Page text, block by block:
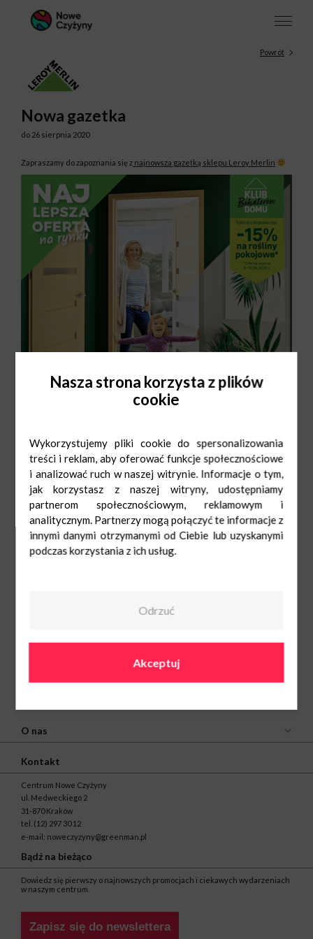
Powrót
Nowa gazetka
do 26 sierpnia 2020
Zapraszamy do zapoznania się z najnowsza gazetką sklepu Leroy Merlin
O nas
Kontakt
Centrum Nowe Czyżyny
ul. Medweckiego 2
31-870 Kraków
tel. (12) 297 30 12
e-mail: noweczyzyny@greenman.pl
Bądź na bieżąco
Dowiedz się pierwszy o najnowszych promocjach i ciekawych wydarzeniach
w naszym centrum.
Zapisz się do newslettera
Nasza strona korzysta z plików
cookie
Wykorzystujemy pliki cookie do spersonalizowania
treści i reklam, aby oferować funkcje społecznościowe
i analizować ruch w naszej witrynie. Informacje o tym,
jak korzystasz z naszej witryny, udostępniamy
partnerom społecznościowym, reklamowym i
analitycznym. Partnerzy mogą połączyć te informacje z
innymi danymi otrzymanymi od Ciebie lub uzyskanymi
podczas korzystania z ich usług.
Odrzuć
Akceptuj